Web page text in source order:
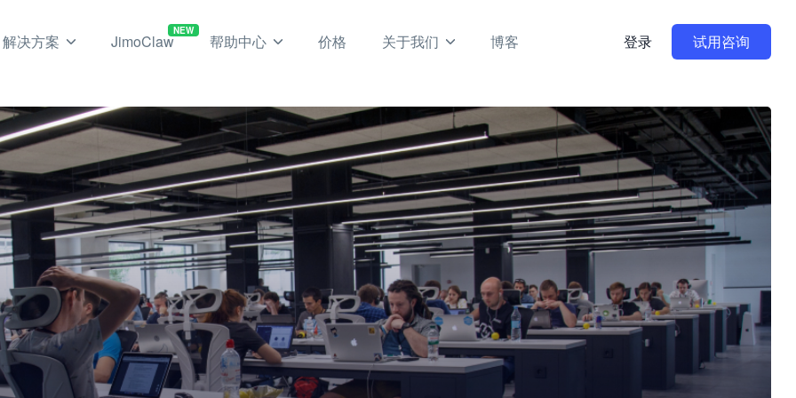
解决方案 JimoClaw
NEW
帮助中心 价格 关于我们 博客 登录 试用咨询